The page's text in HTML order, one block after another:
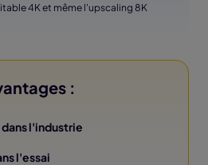
4K et même l'upscaling 8K
:
l'industrie
l'essai